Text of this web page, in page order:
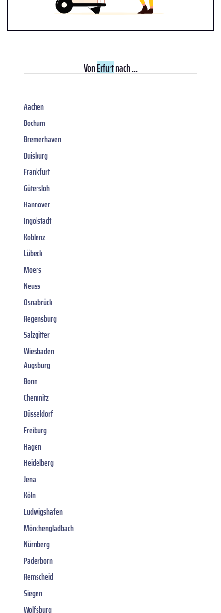
VonErfurtnach ...
Aachen
Bochum
Bremerhaven
Duisburg
Frankfurt
Gütersloh
Hannover
Ingolstadt
Koblenz
Lübeck
Moers
Neuss
Osnabrück
Regensburg
Salzgitter
Wiesbaden
Augsburg
Bonn
Chemnitz
Düsseldorf
Freiburg
Hagen
Heidelberg
Jena
Köln
Ludwigshafen
Mönchengladbach
Nürnberg
Paderborn
Remscheid
Siegen
Wolfsburg